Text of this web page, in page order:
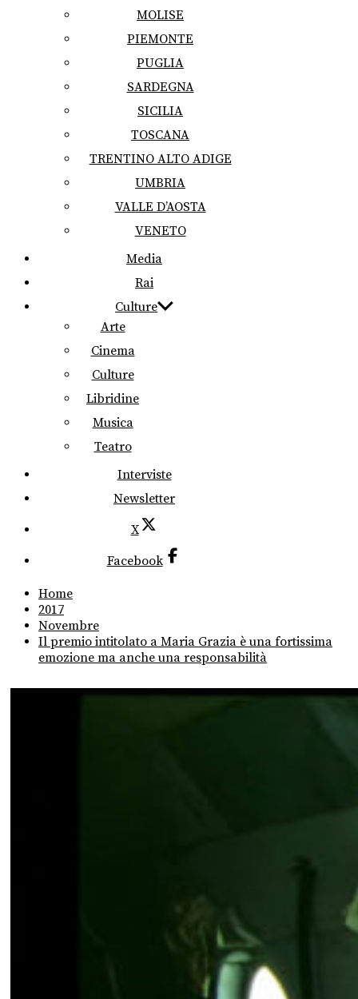
MOLISE
PIEMONTE
PUGLIA
SARDEGNA
SICILIA
TOSCANA
TRENTINO ALTO ADIGE
UMBRIA
VALLE D’AOSTA
VENETO
Media
Rai
Culture
Arte
Cinema
Culture
Libridine
Musica
Teatro
Interviste
Newsletter
X
Facebook
Home
2017
Novembre
Il premio intitolato a Maria Grazia è una fortissima
emozione ma anche una responsabilità